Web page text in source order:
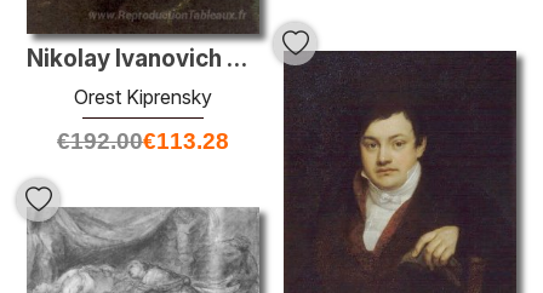
Nikolay Ivanovich Gnedich
Orest Kiprensky
€192.00€113.28